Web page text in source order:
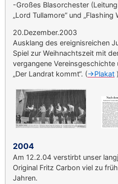
-Großes Blasorchester
„Lord Tullamore“ und „Flashing
20.Dezember.2003
Ausklang des ereignisreichen
Spiel zur Weihnachtszeit mit
vergangene
„Der Landrat kommt“. (->Plakat )
2004
Am 12.2.04 verstirbt unser
Original Fritz Carbon viel zu
Jahren.